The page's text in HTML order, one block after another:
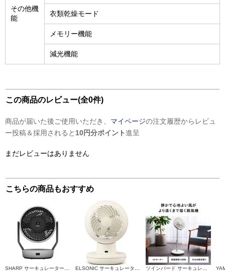
その他機
能
衣類乾燥モード
メモリー機能
減光機能
この商品のレビュー(全0件)
商品が届いた後ご使用いただき、 マイページの注文履歴からレビュ
ー投稿＆採用されると 10円分ポイント進呈
まだレビューはありません
こちらの商品もおすすめ